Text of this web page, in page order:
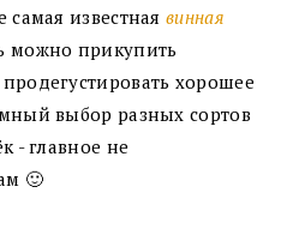
самая известнаявинная
можно прикупить
хорошее
выбор разных сортов
- главное не
🙂